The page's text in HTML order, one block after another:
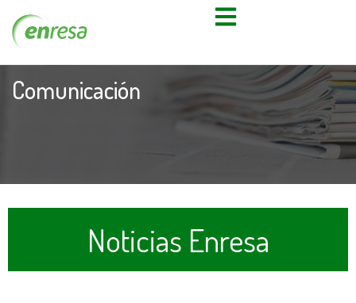
Comunicación
Noticias Enresa